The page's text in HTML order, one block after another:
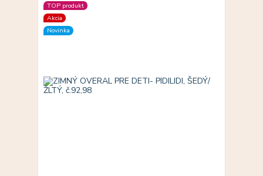
TOP produkt
Akcia
Novinka